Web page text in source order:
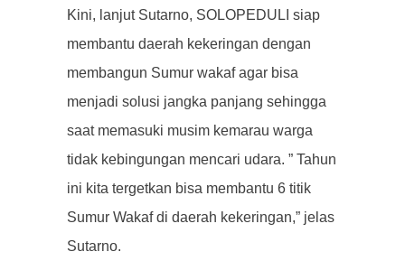
Kini, lanjut Sutarno, SOLOPEDULI siap
membantu daerah kekeringan dengan
membangun Sumur wakaf agar bisa
menjadi solusi jangka panjang sehingga
saat memasuki musim kemarau warga
tidak kebingungan mencari udara. ” Tahun
ini kita tergetkan bisa membantu 6 titik
Sumur Wakaf di daerah kekeringan,” jelas
Sutarno.